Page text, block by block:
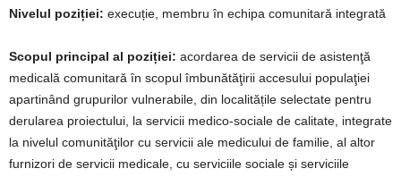
Nivelul poziției: execuție, membru în echipa comunitară integrată
Scopul principal al poziției: acordarea de servicii de asistenţă
medicală comunitară ȋn scopul îmbunătăţirii accesului populaţiei
apartinând grupurilor vulnerabile, din localitățile selectate pentru
derularea proiectului, la servicii medico-sociale de calitate, integrate
la nivelul comunităţilor cu servicii ale medicului de familie, al altor
furnizori de servicii medicale, cu serviciile sociale și serviciile